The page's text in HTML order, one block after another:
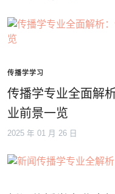
传播学学习
传播学专业全面解
业前景一览
2025 年 01 月 26 日